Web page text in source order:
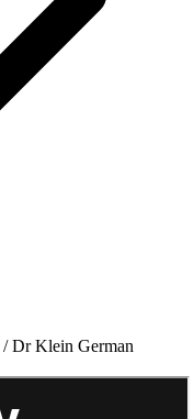
/ Dr Klein German